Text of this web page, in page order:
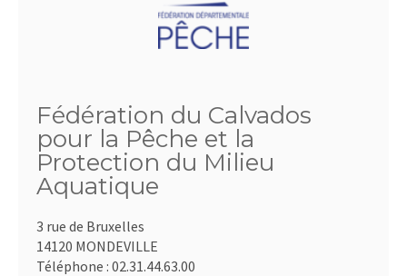
Fédération du Calvados
pour la Pêche et la
Protection du Milieu
Aquatique
3 rue de Bruxelles
14120 MONDEVILLE
Téléphone : 02.31.44.63.00